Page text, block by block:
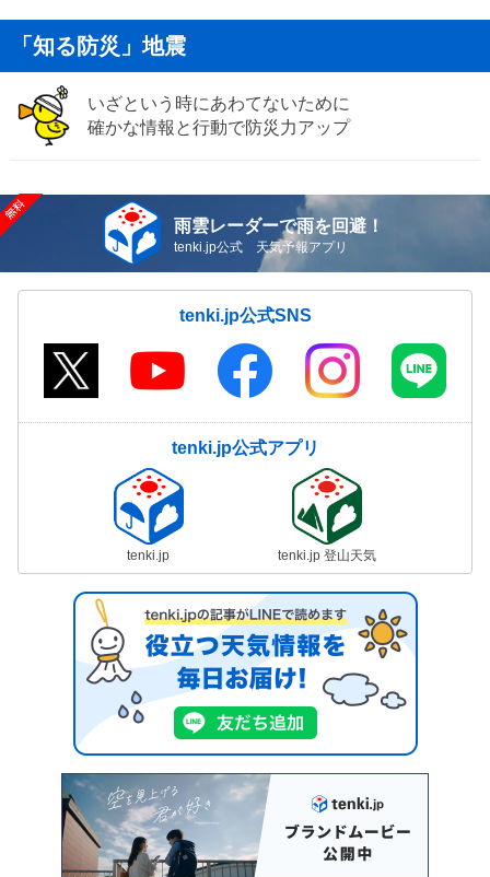
「知る防災」地震
いざという時にあわてないために
確かな情報と行動で防災力アップ
雨雲レーダーで雨を回避！
tenki.jp公式 天気予報アプリ
tenki.jp公式SNS
tenki.jp公式アプリ
tenki.jp tenki.jp 登山天気